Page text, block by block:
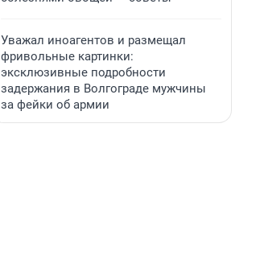
Уважал иноагентов и размещал
фривольные картинки:
эксклюзивные подробности
задержания в Волгограде мужчины
за фейки об армии